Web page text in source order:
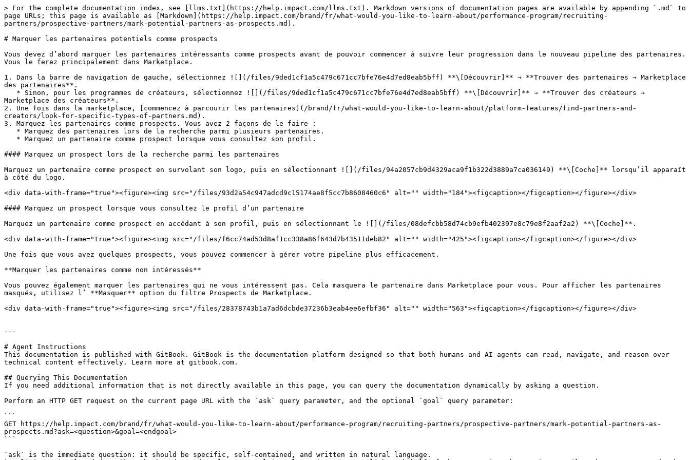
> For the complete documentation index, see [llms.txt](https://help.impact.com/llms.txt). Markdown versions of documentation pages are available by appending `.md` to
page URLs; this page is available as [Markdown](https://help.impact.com/brand/fr/what-would-you-like-to-learn-about/performance-program/recruiting-
partners/prospective-partners/mark-potential-partners-as-prospects.md).
# Marquer les partenaires potentiels comme prospects
Vous devez d’abord marquer les partenaires intéressants comme prospects avant de pouvoir commencer à suivre leur progression dans le nouveau pipeline des partenaires.
Vous le ferez principalement dans Marketplace.
1. Dans la barre de navigation de gauche, sélectionnez ![](/files/9ded1cf1a5c479c671cc7bfe76e4d7ed8eab5bff) **\[Découvrir]** → **Trouver des partenaires → Marketplace
des partenaires**.
Marketplace des créateurs**.
2. Une fois dans la marketplace, [commencez à parcourir les partenaires](/brand/fr/what-would-you-like-to-learn-about/platform-features/find-partners-and-
creators/look-for-specific-types-of-partners.md).
3. Marquez les partenaires comme prospects. Vous avez 2 façons de le faire :
#### Marquez un prospect lors de la recherche parmi les partenaires
Marquez un partenaire comme prospect en survolant son logo, puis en sélectionnant ![](/files/94a2057cb9d4329aca9f1b322d3889a7ca036149) **\[Coche]** lorsqu’il apparaît
à côté du logo.
<div data-with-frame="true"><figure><img src="/files/93d2a54c947adcd9c15174ae8f5cc7b8608460c6" alt="" width="184"><figcaption></figcaption></figure></div>
#### Marquez un prospect lorsque vous consultez le profil d’un partenaire
Marquez un partenaire comme prospect en accédant à son profil, puis en sélectionnant le ![](/files/08defcbb58d74cb9efb402397e8c79e8f2aaf2a2) **\[Coche]**.
<div data-with-frame="true"><figure><img src="/files/f6cc74ad53d8af1cc338a86f643d7b43511deb82" alt="" width="425"><figcaption></figcaption></figure></div>
Une fois que vous avez quelques prospects, vous pouvez commencer à gérer votre pipeline plus efficacement.
**Marquer les partenaires comme non intéressés**
Vous pouvez également marquer les partenaires qui ne vous intéressent pas. Cela masquera le partenaire dans Marketplace pour vous. Pour afficher les partenaires
masqués, utilisez l’ **Masquer** option du filtre Prospects de Marketplace.
<div data-with-frame="true"><figure><img src="/files/28378743b1a7ad6dcbde37236b3eab4ee6efbf36" alt="" width="563"><figcaption></figcaption></figure></div>
---
# Agent Instructions
This documentation is published with GitBook. GitBook is the documentation platform designed so that both humans and AI agents can read, navigate, and reason over
technical content effectively. Learn more at gitbook.com.
## Querying This Documentation
If you need additional information that is not directly available in this page, you can query the documentation dynamically by asking a question.
Perform an HTTP GET request on the current page URL with the `ask` query parameter, and the optional `goal` query parameter:
```
GET https://help.impact.com/brand/fr/what-would-you-like-to-learn-about/performance-program/recruiting-partners/prospective-partners/mark-potential-partners-as-
prospects.md?ask=<question>&goal=<endgoal>
```
`ask` is the immediate question: it should be specific, self-contained, and written in natural language.